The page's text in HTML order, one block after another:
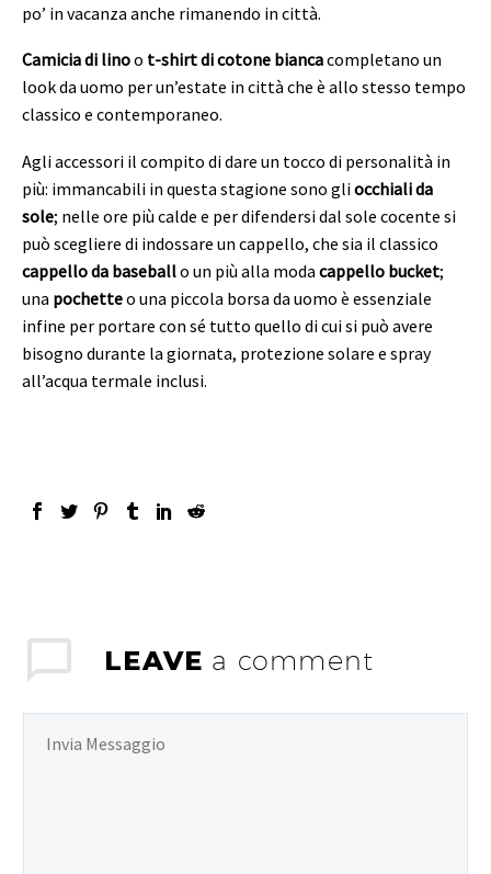
po’ in vacanza anche rimanendo in città.
Camicia di linoo t-shirt di cotone biancacompletano un
look da uomo per un’estate in città che è allo stesso tempo
classico e contemporaneo.
Agli accessori il compito di dare un tocco di personalità in
più: immancabili in questa stagione sono gliocchiali da
sole; nelle ore più calde e per difendersi dal sole cocente si
può scegliere di indossare un cappello, che sia il classico
cappello da baseballo un più alla moda cappello bucket;
una pochetteo una piccola borsa da uomo è essenziale
infine per portare con sé tutto quello di cui si può avere
bisogno durante la giornata, protezione solare e spray
all’acqua termale inclusi.
LEAVE a comment